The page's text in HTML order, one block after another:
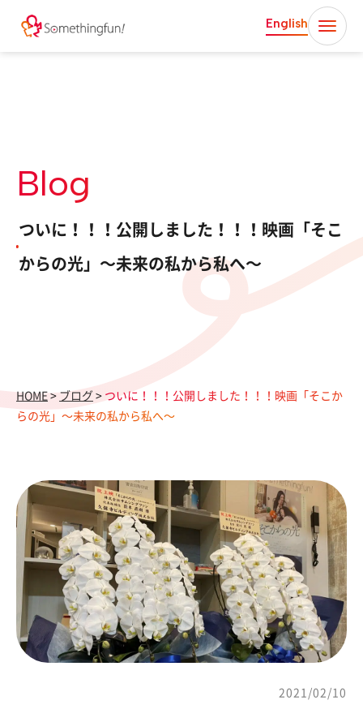
English
Blog
ついに！！！公開しました！！！映画「そこ
からの光」～未来の私から私へ～
HOME > ブログ > ついに！！！公開しました！！！映画「そこか
らの光」～未来の私から私へ～
2021/02/10